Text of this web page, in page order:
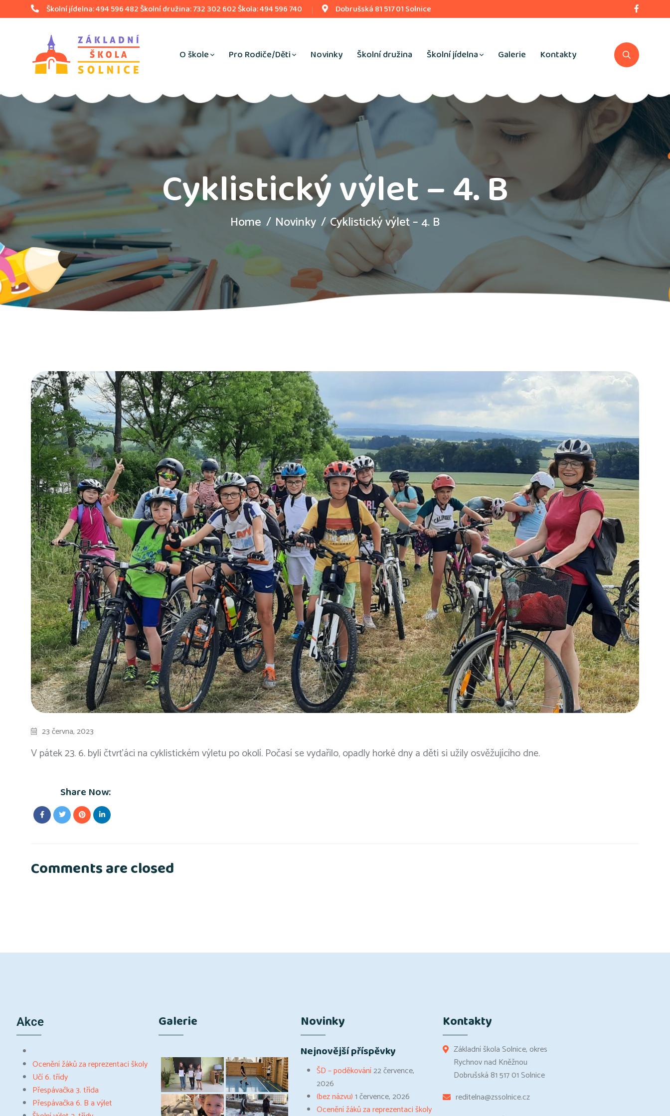
Školní jídelna: 494 596 482 Školní družina: 732 302 602 Škola: 494 596 740 Dobrušská 81 517 01 Solnice
O škole Pro Rodiče/Děti Novinky Školní družina Školní jídelna Galerie Kontakty
Cyklistický výlet – 4. B
Home Novinky Cyklistický výlet – 4. B
23 června, 2023
V pátek 23. 6. byli čtvrťáci na cyklistickém výletu po okolí. Počasí se vydařilo, opadly horké dny a děti si užily osvěžujícího dne.
Share Now:
Comments are closed
Akce
Ocenění žáků za reprezentaci školy
Učí 6. třídy
Přespávačka 3. třída
Přespávačka 6. B a výlet
Galerie Novinky
Nejnovější příspěvky
ŠD – poděkování22 července,
2026
(bez názvu)1 července, 2026
Ocenění žáků za reprezentaci školy
Kontakty
Základní škola Solnice, okres
Rychnov nad Kněžnou
Dobrušská 81 517 01 Solnice
reditelna@zssolnice.cz